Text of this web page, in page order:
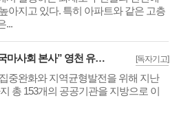
아지고 있다. 특히 아파트와 같은 고층
...
[독자기고]
[독자기고] “한국마사회 본사” 영천 유치 -이제 다시 시작입니다-
중완화와 지역균형발전을 위해 지난
총 153개의 공공기관을 지방으로 이